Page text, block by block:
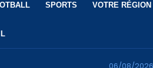
SPORTS VOTRE RÉGION